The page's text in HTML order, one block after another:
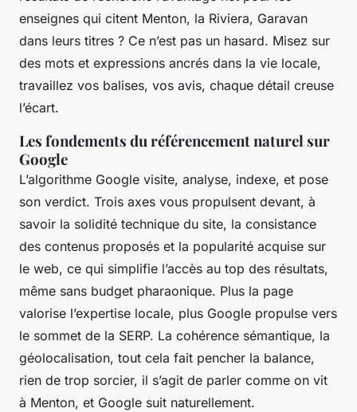
enseignes qui citent Menton, la Riviera, Garavan
dans leurs titres ? Ce n’est pas un hasard. Misez sur
des mots et expressions ancrés dans la vie locale,
travaillez vos balises, vos avis, chaque détail creuse
l’écart.
Les fondements du référencement naturel sur
Google
L’algorithme Google visite, analyse, indexe, et pose
son verdict. Trois axes vous propulsent devant, à
savoir la solidité technique du site, la consistance
des contenus proposés et la popularité acquise sur
le web, ce qui simplifie l’accès au top des résultats,
même sans budget pharaonique. Plus la page
valorise l’expertise locale, plus Google propulse vers
le sommet de la SERP. La cohérence sémantique, la
géolocalisation, tout cela fait pencher la balance,
rien de trop sorcier, il s’agit de parler comme on vit
à Menton, et Google suit naturellement.